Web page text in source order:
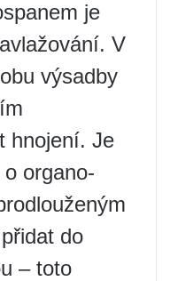
je
V
výsadby
hnojení. Je
organo-
do
– toto